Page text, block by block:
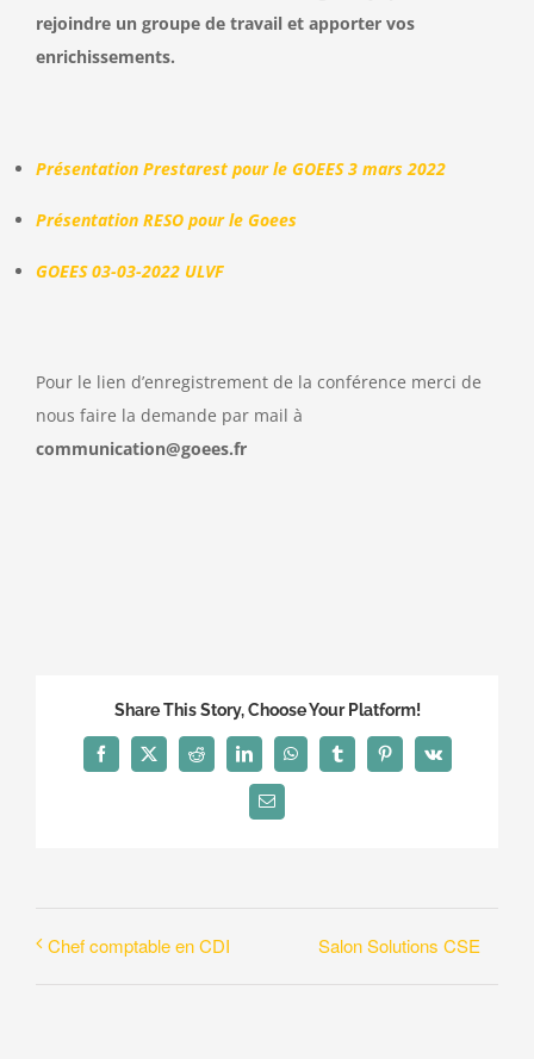
rejoindre un groupe de travail et apporter vos
enrichissements.
Présentation Prestarest pour le GOEES 3 mars 2022
Présentation RESO pour le Goees
GOEES 03-03-2022 ULVF
Pour le lien d’enregistrement de la conférence merci de
nous faire la demande par mail à
communication@goees.fr
Share This Story, Choose Your Platform!
Facebook
X Reddit LinkedInWhatsAppTumblrPinterest
Vk
Email
Chef comptable en CDI Salon Solutions CSE